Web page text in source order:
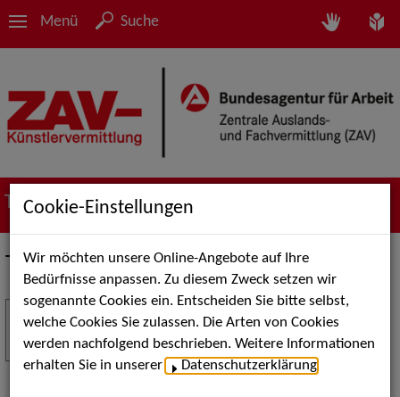
Menü Suche
Termine
Termine
Stuttgart Street Art
Kunst, Live-Acts und Aktionen für Kinder und
Familien. Die Stuttgart Street Art verwandelt den
18
JUL
Cookie-Einstellungen
Wir möchten unsere Online-Angebote auf Ihre
Bedürfnisse anpassen. Zu diesem Zweck setzen wir
sogenannte Cookies ein. Entscheiden Sie bitte selbst,
welche Cookies Sie zulassen. Die Arten von Cookies
werden nachfolgend beschrieben. Weitere Informationen
erhalten Sie in unserer
Datenschutzerklärung